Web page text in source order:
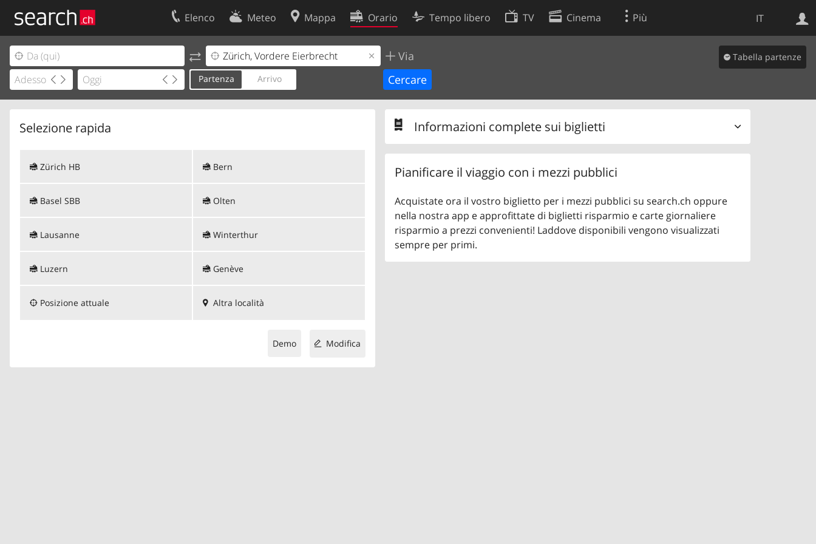
IT
Elenco Meteo Mappa Orario Tempo libero TV Cinema Più
Via
Partenza Arrivo
Tabella partenze
Selezione rapida
Zürich HB
Basel SBB
Lausanne
Luzern
Bern
Olten
Winterthur
Genève
Posizione attuale Altra località
Modifica
Demo
Informazioni complete sui biglietti
Pianificare il viaggio con i mezzi pubblici
Acquistate ora il vostro biglietto per i mezzi pubblici su search.ch oppure
nella nostra app e approfittate di biglietti risparmio e carte giornaliere
risparmio a prezzi convenienti! Laddove disponibili vengono visualizzati
sempre per primi.
Il vostro profolio
Area clienti
Contatti
Condizioni d’uso
Politica sui cookie
Preferenze cookie